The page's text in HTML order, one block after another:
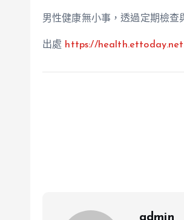
男性健康無小事，透過定期檢查
出處 https://health.ettoday.net/
admin